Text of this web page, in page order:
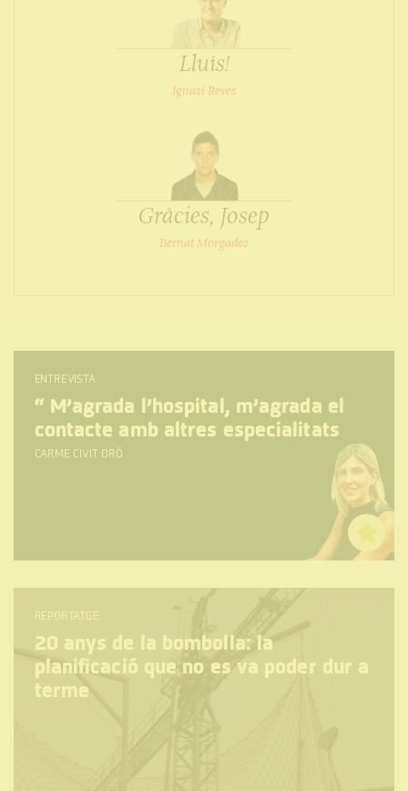
Lluís!
Ignasi Revés
Gràcies, Josep
Bernat Morgades
ENTREVISTA
“ M’agrada l’hospital, m’agrada el
contacte amb altres especialitats
CARME CIVIT ORÓ
REPORTATGE
20 anys de la bombolla: la
planificació que no es va poder dur a
terme